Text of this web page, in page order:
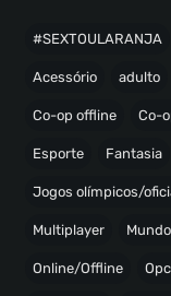
#SEXTOULARANJA
Acessório adulto
Co-op offline Co-
Esporte Fantasia
Jogos olímpicos/
Multiplayer
Online/Offline